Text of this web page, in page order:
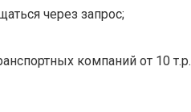
через запрос;
компаний от 10 т.р.